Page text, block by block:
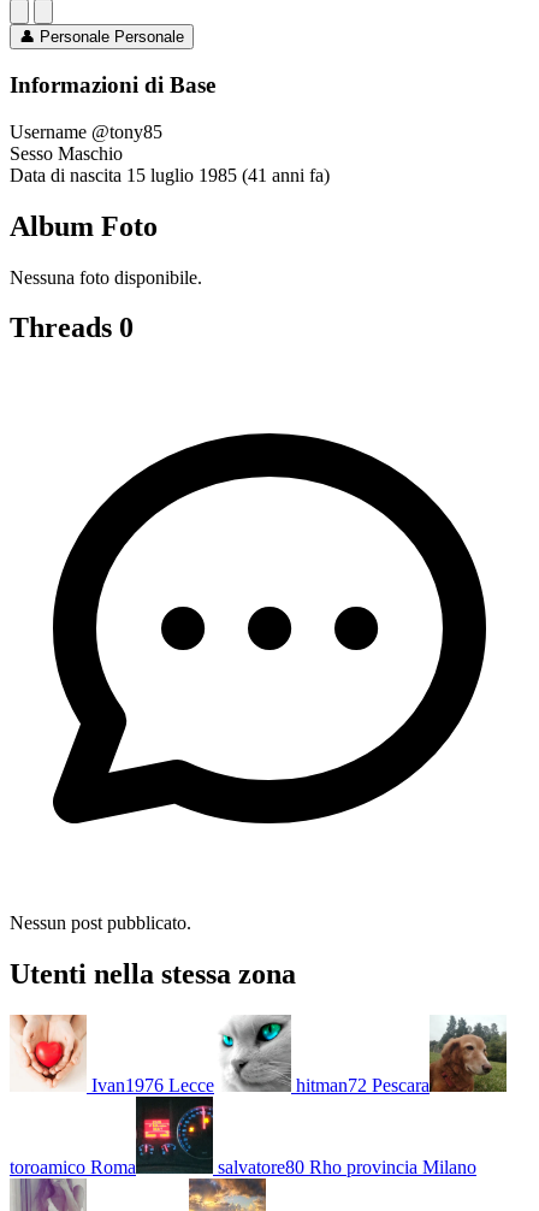
👤 Personale Personale
Informazioni di Base
Username @tony85
Sesso Maschio
Data di nascita 15 luglio 1985 (41 anni fa)
Album Foto
Nessuna foto disponibile.
Threads 0
Nessun post pubblicato.
Utenti nella stessa zona
Ivan1976 Lecce hitman72 Pescara
toroamico Roma salvatore80 Rho provincia Milano